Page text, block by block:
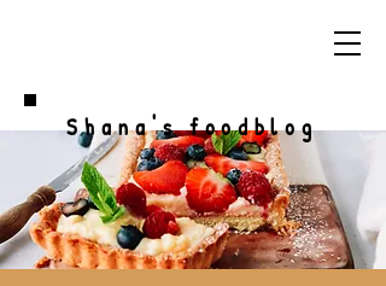
Shana's foodblog